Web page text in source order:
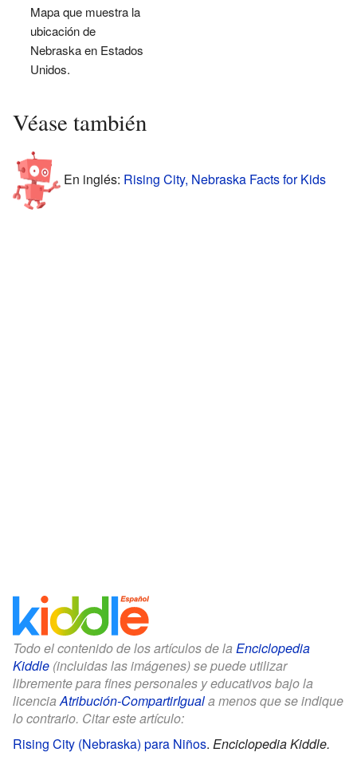
Mapa que muestra la
ubicación de
Nebraska en Estados
Unidos.
Véase también
En inglés: Rising City, Nebraska Facts for Kids
Todo el contenido de los artículos de la Enciclopedia
Kiddle (incluidas las imágenes) se puede utilizar
libremente para fines personales y educativos bajo la
licenciaAtribución-CompartirIguala menos que se indique
lo contrario. Citar este artículo:
Rising City (Nebraska) para Niños. Enciclopedia Kiddle.